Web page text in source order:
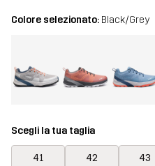
Colore selezionato: Black/Grey
Scegli la tua taglia
41 42 43